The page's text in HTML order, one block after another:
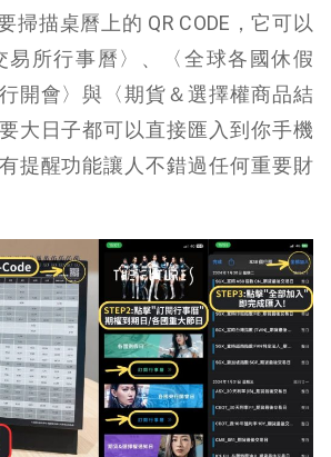
掃描桌曆上的 QR CODE，它可以
易所行事曆〉、〈全球各國休假
開會〉與〈期貨＆選擇權商品結
大日子都可以直接匯入到你手機
提醒功能讓人不錯過任何重要財